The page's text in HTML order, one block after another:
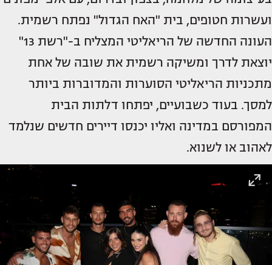
ועשרות חטופים, בית "האח הגדול" נפתח רשמית.
העונה החדשה של הריאליטי המצליח ב-"רשת 13"
יוצאת לדרך ומשיקה רשמית את שובה של אחת
מתכניות הריאליטי הסוערות והמדוברות ביותר
למסך. בעוד כשבועיים, יפתחו דלתות הבית
המפורסם במדינה ואליו יכנסו דיירים חדשים שנלמד
לאהוב או לשנוא.